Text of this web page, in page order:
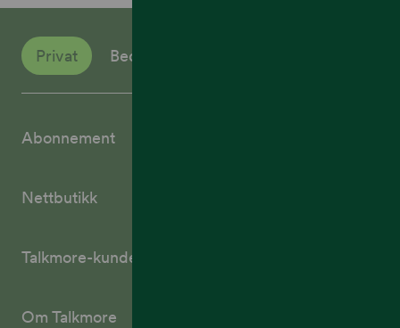
Privat Bedrift
Abonnement
Nettbutikk
Talkmore-kunder
Om Talkmore